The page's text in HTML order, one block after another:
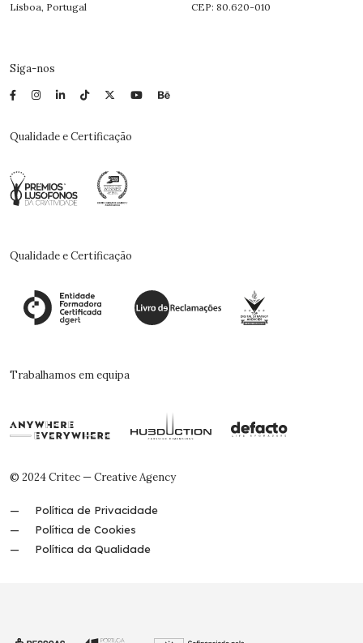
Lisboa, Portugal
CEP: 80.620-010
Siga-nos
Qualidade e Certificação
Qualidade e Certificação
Trabalhamos em equipa
© 2024 Critec — Creative Agency
Política de Privacidade
Política de Cookies
Política da Qualidade